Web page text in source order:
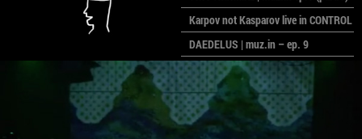
Karpov not Kasparov live in CONTROL
DAEDELUS | muz.in – ep. 9
LALELE, LALELE – prima premieră a
anului la MACAZ
CinePOLSKA – filme poloneze la
București